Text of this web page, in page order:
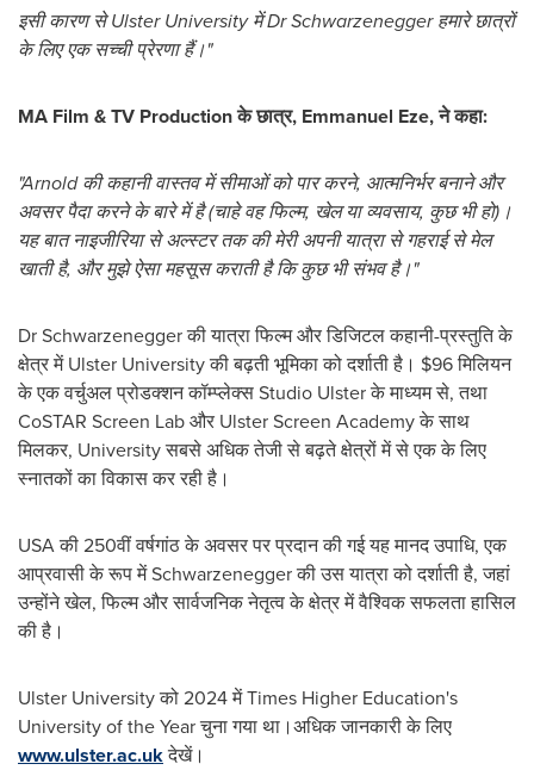
इसी कारण से Ulster University में DrSchwarzenegger हमारे छात्रों
के लिए एक सच्ची प्रेरणा हैं।"
MA Film & TV Production के छात्र, Emmanuel Eze, ने कहा:
"Arnold की कहानी वास्तव में सीमाओं को पार करने, आत्मनिर्भर बनाने और
अवसर पैदा करने के बारे में है (चाहे वह फिल्म, खेल या व्यवसाय, कुछ भी हो)।
यह बात नाइजीरिया से अल्स्टर तक की मेरी अपनी यात्रा से गहराई से मेल
खाती है, और मुझे ऐसा महसूस कराती है कि कुछ भी संभव है।"
Dr Schwarzenegger की यात्रा फिल्म और डिजिटल कहानी-प्रस्तुति के
क्षेत्र में Ulster University की बढ़ती भूमिका को दर्शाती है। $96 मिलियन
के एक वर्चुअल प्रोडक्शन कॉम्प्लेक्स Studio Ulster के माध्यम से, तथा
CoSTAR Screen Lab और Ulster Screen Academy के साथ
मिलकर, University सबसे अधिक तेजी से बढ़ते क्षेत्रों में से एक के लिए
स्नातकों का विकास कर रही है।
USA की 250वीं वर्षगांठ के अवसर पर प्रदान की गई यह मानद उपाधि, एक
आप्रवासी के रूप में Schwarzenegger की उस यात्रा को दर्शाती है, जहां
उन्होंने खेल, फिल्म और सार्वजनिक नेतृत्व के क्षेत्र में वैश्विक सफलता हासिल
की है।
Ulster University को 2024 में Times Higher Education's
University of the Year चुना गया था।अधिक जानकारी के लिए
www.ulster.ac.ukदेखें।